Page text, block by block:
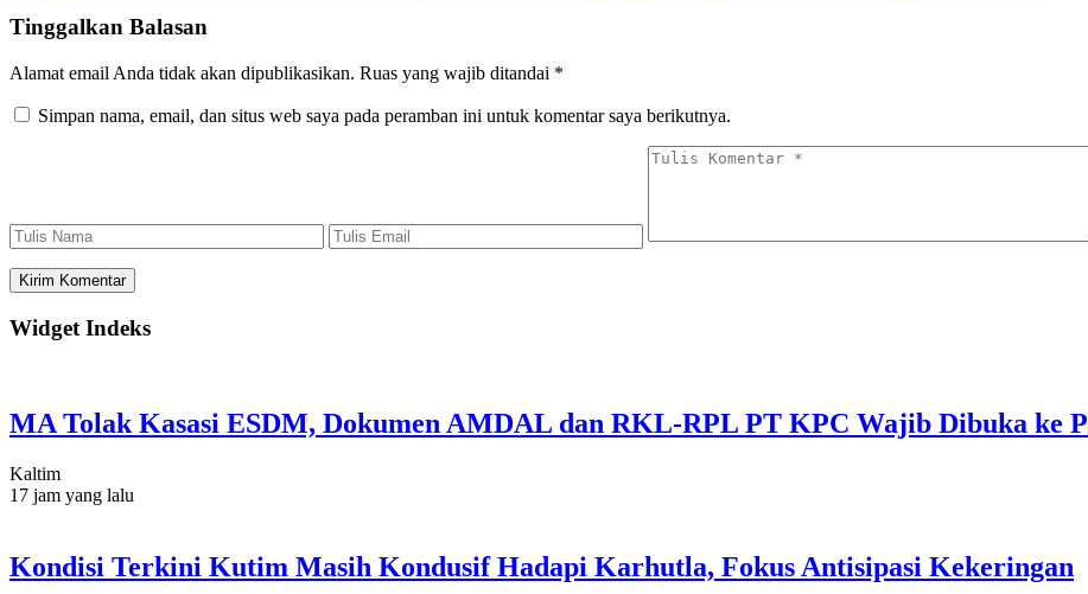
Tinggalkan Balasan
Alamat email Anda tidak akan dipublikasikan. Ruas yang wajib ditandai *
Simpan nama, email, dan situs web saya pada peramban ini untuk komentar saya berikutnya.
Widget Indeks
MA Tolak Kasasi ESDM, Dokumen AMDAL dan RKL-RPL PT KPC Wajib Dibuka ke
Kaltim
17 jam yang lalu
Kondisi Terkini Kutim Masih Kondusif Hadapi Karhutla, Fokus Antisipasi Kekeringan